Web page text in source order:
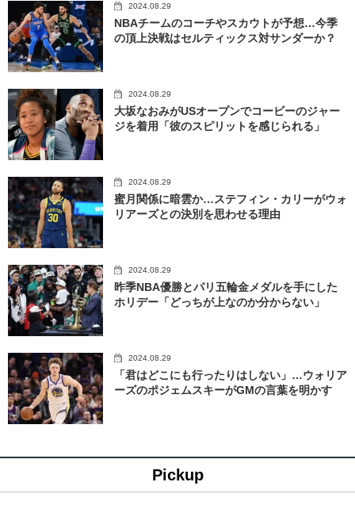
2024.08.29
NBAチームのコーチやスカウトが予想…今季
の頂上決戦はセルティックス対サンダーか？
2024.08.29
大坂なおみがUSオープンでコービーのジャー
ジを着用「彼のスピリットを感じられる」
2024.08.29
蜜月関係に暗雲か…ステフィン・カリーがウォ
リアーズとの決別を思わせる理由
2024.08.29
昨季NBA優勝とパリ五輪金メダルを手にした
ホリデー「どっちが上なのか分からない」
2024.08.29
「君はどこにも行ったりはしない」…ウォリア
ーズのポジェムスキーがGMの言葉を明かす
Pickup